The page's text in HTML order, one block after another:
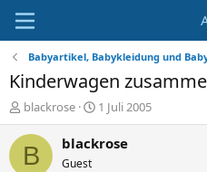
Babyartikel, Babykleidung und
Kinderwagen
E
r
s
blackrose
E
r
s
1 Juli 2005
B blackrose
Guest